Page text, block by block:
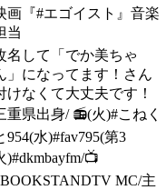
画『#エゴイスト』音楽
当
名して「でか美ちゃ
」になってます！さん
けなくて大丈夫です！
重県出身/ 📻(火)#こねく
954(水)#fav795(第3
)#dkmbayfm/📺
MC/主